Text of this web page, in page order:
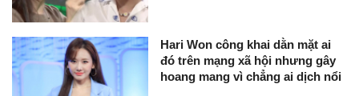
Hari Won công khai dằn mặt ai
đó trên mạng xã hội nhưng gây
hoang mang vì chẳng ai dịch nổi